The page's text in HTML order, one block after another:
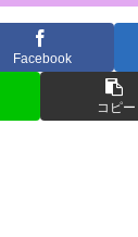
Facebook
コピー